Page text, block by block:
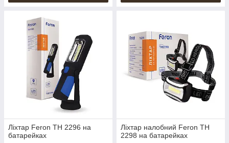
Ліхтар Feron TH 2296 на
батарейках
Ліхтар налобний Feron TH
2298 на батарейках